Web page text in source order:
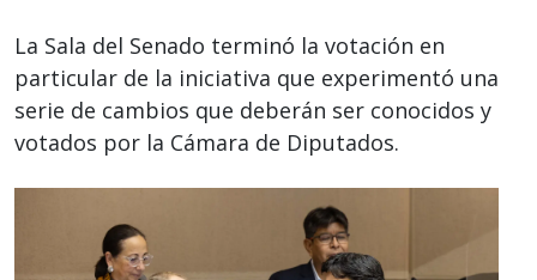
La Sala del Senado terminó la votación en
particular de la iniciativa que experimentó una
serie de cambios que deberán ser conocidos y
votados por la Cámara de Diputados.